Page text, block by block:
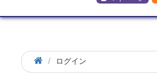
ログイン